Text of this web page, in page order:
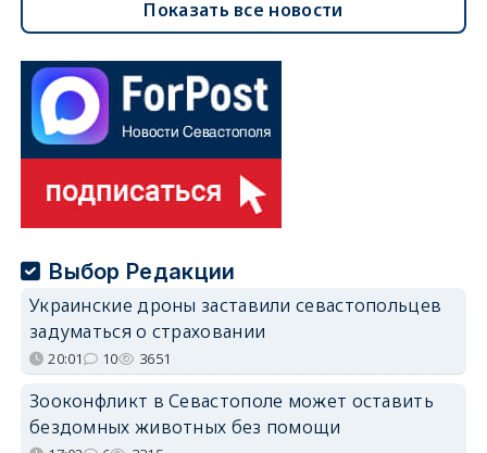
Показать все новости
Выбор Редакции
Украинские дроны заставили севастопольцев
задуматься о страховании
20:01 10 3651
Зооконфликт в Севастополе может оставить
бездомных животных без помощи